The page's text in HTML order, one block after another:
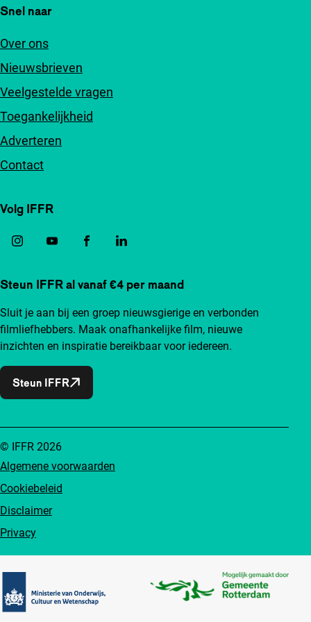
Snel naar
Over ons
Nieuwsbrieven
Veelgestelde vragen
Toegankelijkheid
Adverteren
Contact
Volg IFFR
Steun IFFR al vanaf €4 per maand
Sluit je aan bij een groep nieuwsgierige en verbonden
filmliefhebbers. Maak onafhankelijke film, nieuwe
inzichten en inspiratie bereikbaar voor iedereen.
Steun IFFR
Algemene voorwaarden
Cookiebeleid
Disclaimer
Privacy
© IFFR 2026